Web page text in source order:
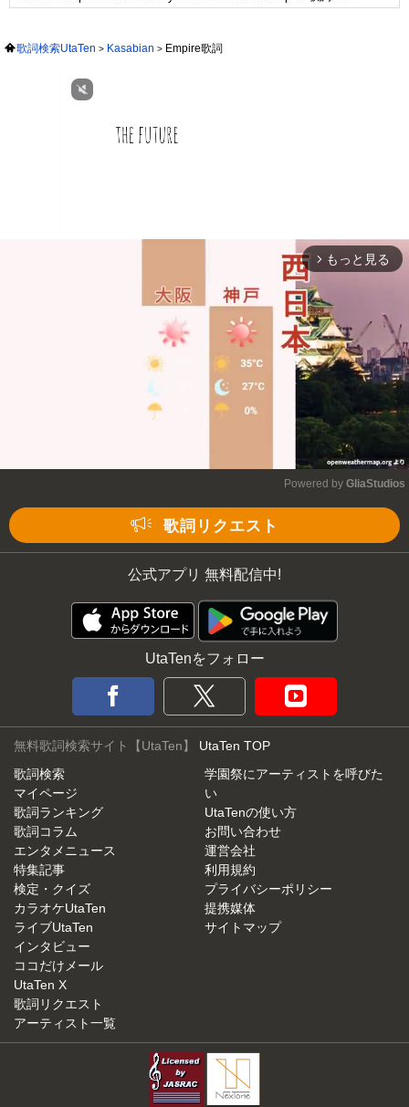
歌詞検索UtaTen Kasabian Empire歌詞
arrow_forward_ios もっと見る
Powered by GliaStudios
歌詞リクエスト
公式アプリ 無料配信中!
UtaTenをフォロー
無料歌詞検索サイト【UtaTen】 UtaTen TOP
歌詞検索
マイページ
歌詞ランキング
歌詞コラム
エンタメニュース
特集記事
検定・クイズ
カラオケUtaTen
ライブUtaTen
インタビュー
ココだけメール
UtaTen X
歌詞リクエスト
アーティスト一覧
学園祭にアーティストを呼びた
い
UtaTenの使い方
お問い合わせ
運営会社
利用規約
プライバシーポリシー
提携媒体
サイトマップ